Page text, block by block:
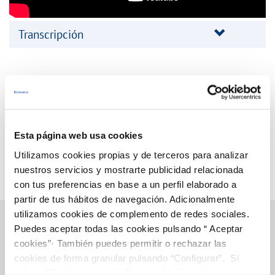
Esta página web usa cookies
Utilizamos cookies propias y de terceros para analizar
nuestros servicios y mostrarte publicidad relacionada
con tus preferencias en base a un perfil elaborado a
partir de tus hábitos de navegación. Adicionalmente
utilizamos cookies de complemento de redes sociales.
Puedes aceptar todas las cookies pulsando “ Aceptar
cookies”· También puedes permitir o rechazar las
cookies de forma granular pulsando “Configurar”. Si
Transcripción
Gestiones Online